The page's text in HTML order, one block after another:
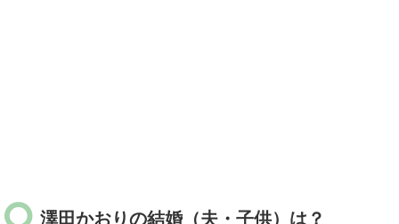
澤田かおりの結婚（夫・子供）は？